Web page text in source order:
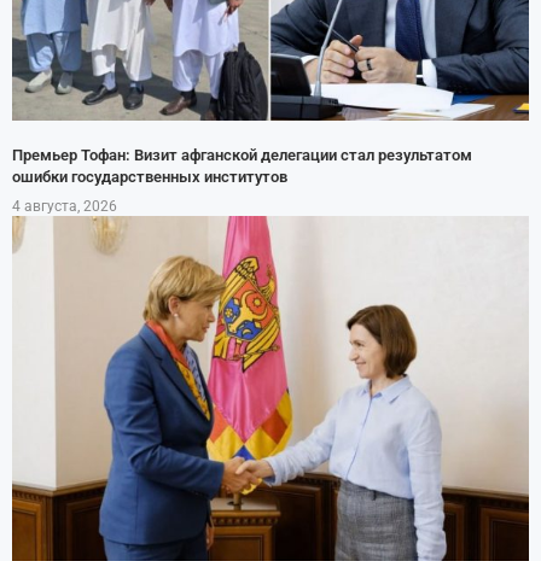
Премьер Тофан: Визит афганской делегации стал результатом
ошибки государственных институтов
4 августа, 2026